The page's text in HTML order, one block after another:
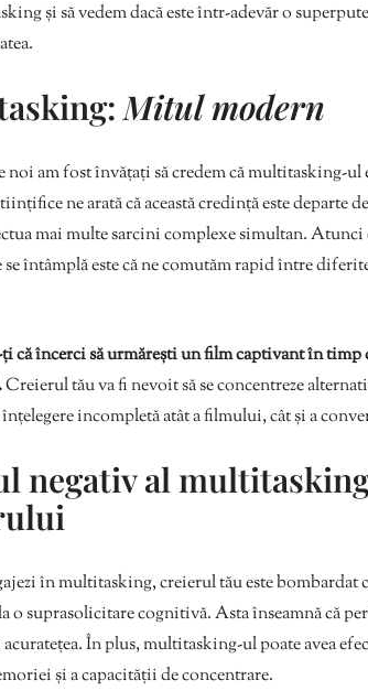
și să vedem dacă este într-adevăr o
Mitul modern
am fost învățați să credem că multitasking-ul
ne arată că această credință este departe
mai multe sarcini complexe simultan.
se întâmplă este că ne comutăm rapid între
că încerci să urmărești un film captivant în
Creierul tău va fi nevoit să se concentreze
înțelegere incompletă atât a filmului, cât și a
negativ al
în multitasking, creierul tău este
o suprasolicitare cognitivă. Asta înseamnă că
acuratețea. În plus, multitasking-ul poate avea
și a capacității de concentrare.